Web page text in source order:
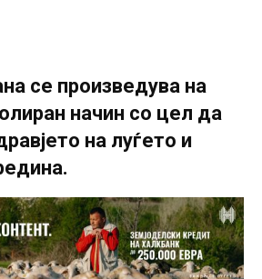
се произведува на
начин со цел да
на луѓето и